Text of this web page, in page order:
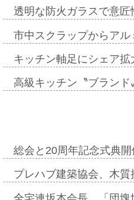
透明な防火ガラスで意
市中スクラップからア
キッチン軸足にシェア
高級キッチン〝ブラン
総会と20周年記念式典
プレハブ建築協会、木